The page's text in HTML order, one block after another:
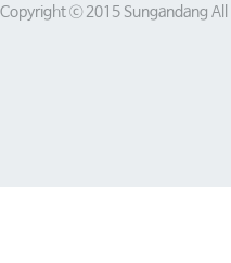
Copyright ⓒ 2015 Sungandang